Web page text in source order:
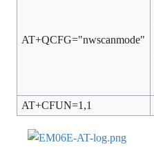
AT+QCFG="nwscanmode"
AT+CFUN=1,1